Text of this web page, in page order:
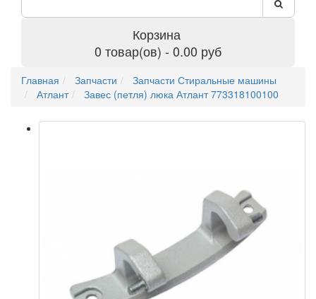
Корзина
0 товар(ов) - 0.00 руб
Главная Запчасти
Запчасти Стиральные машины
Атлант
Завес (петля) люка Атлант 773318100100